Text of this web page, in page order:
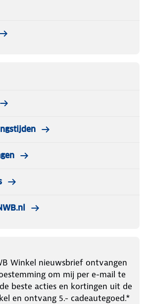
Winkel nieuwsbrief ontvangen
om mij per e-mail te
beste acties en kortingen uit de
en ontvang 5.- cadeautegoed.*